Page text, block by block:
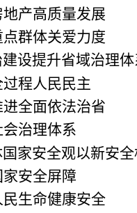
产高质量发展
群体关爱力度
设提升省域治理
程人民民主
全面依法治省
治理体系
家安全观以新安
安全屏障
生命健康安全